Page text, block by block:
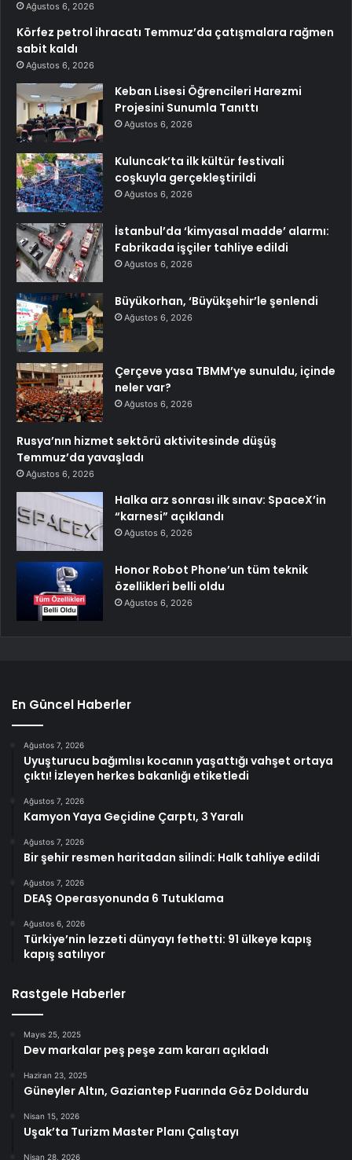
Ağustos 6, 2026
Körfez petrol ihracatı Temmuz’da çatışmalara rağmen
sabit kaldı
Ağustos 6, 2026
Keban Lisesi Öğrencileri Harezmi
Projesini Sunumla Tanıttı
Ağustos 6, 2026
Kuluncak’ta ilk kültür festivali
coşkuyla gerçekleştirildi
Ağustos 6, 2026
İstanbul’da ‘kimyasal madde’ alarmı:
Fabrikada işçiler tahliye edildi
Ağustos 6, 2026
Büyükorhan, ‘Büyükşehir’le şenlendi
Ağustos 6, 2026
Çerçeve yasa TBMM’ye sunuldu, içinde
neler var?
Ağustos 6, 2026
Rusya’nın hizmet sektörü aktivitesinde düşüş
Temmuz’da yavaşladı
Ağustos 6, 2026
Halka arz sonrası ilk sınav: SpaceX’in
“karnesi” açıklandı
Ağustos 6, 2026
Honor Robot Phone’un tüm teknik
özellikleri belli oldu
Ağustos 6, 2026
En Güncel Haberler
Ağustos 7, 2026
Uyuşturucu bağımlısı kocanın yaşattığı vahşet ortaya
çıktı! İzleyen herkes bakanlığı etiketledi
Ağustos 7, 2026
Kamyon Yaya Geçidine Çarptı, 3 Yaralı
Ağustos 7, 2026
Bir şehir resmen haritadan silindi: Halk tahliye edildi
Ağustos 7, 2026
DEAŞ Operasyonunda 6 Tutuklama
Ağustos 6, 2026
Türkiye’nin lezzeti dünyayı fethetti: 91 ülkeye kapış
kapış satılıyor
Rastgele Haberler
Mayıs 25, 2025
Dev markalar peş peşe zam kararı açıkladı
Haziran 23, 2025
Güneyler Altın, Gaziantep Fuarında Göz Doldurdu
Nisan 15, 2026
Uşak’ta Turizm Master Planı Çalıştayı
Nisan 28, 2026